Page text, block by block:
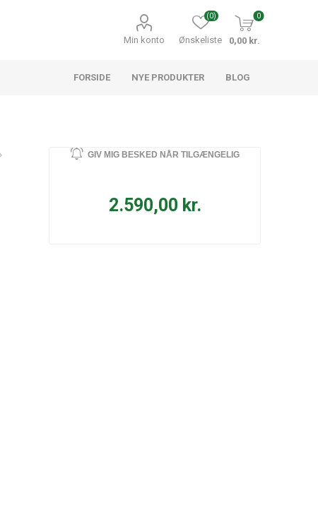
Min konto Ønskeliste
(0) 0
0,00 kr.
FORSIDE NYE PRODUKTER BLOG
GIV MIG BESKED NÅR TILGÆNGELIG
2.590,00 kr.